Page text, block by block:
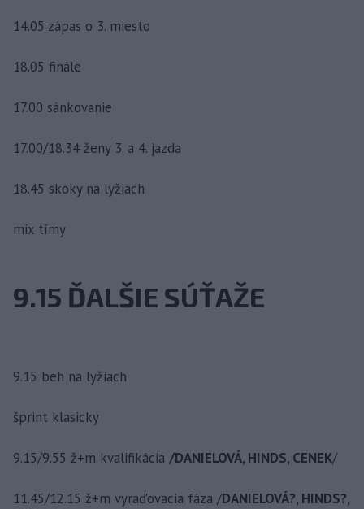
14.05 zápas o 3. miesto
18.05 finále
17.00 sánkovanie
17.00/18.34 ženy 3. a 4. jazda
18.45 skoky na lyžiach
mix tímy
9.15 ĎALŠIE SÚŤAŽE
9.15 beh na lyžiach
šprint klasicky
9.15/9.55 ž+m kvalifikácia /DANIELOVÁ, HINDS, CENEK/
11.45/12.15 ž+m vyraďovacia fáza /DANIELOVÁ?, HINDS?,